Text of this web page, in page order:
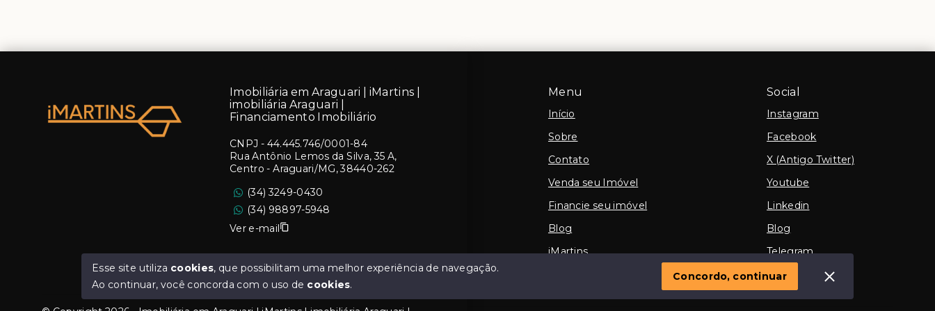
Menu
Início
Sobre
Contato
Venda seu Imóvel
Financie seu imóvel
Blog
iMartins
Social
Instagram
Facebook
X (Antigo Twitter)
Youtube
Linkedin
Blog
Telegram
TikTok
Imobiliária em Araguari | iMartins |
imobiliária Araguari |
Financiamento Imobiliário
CNPJ - 44.445.746/0001-84
Rua Antônio Lemos da Silva, 35 A,
Centro - Araguari/MG, 38440-262
(34) 3249-0430
(34) 98897-5948
Ver e-mail
Esse site utiliza cookies, que possibilitam uma melhor experiência de navegação.
Ao continuar, você concorda com o uso de cookies.
Concordo, continuar